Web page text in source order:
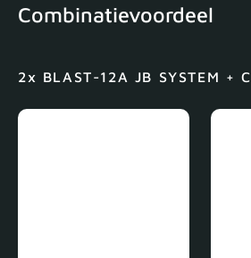
Combinatievoordeel
2x BLAST-12A JB SYSTEM +